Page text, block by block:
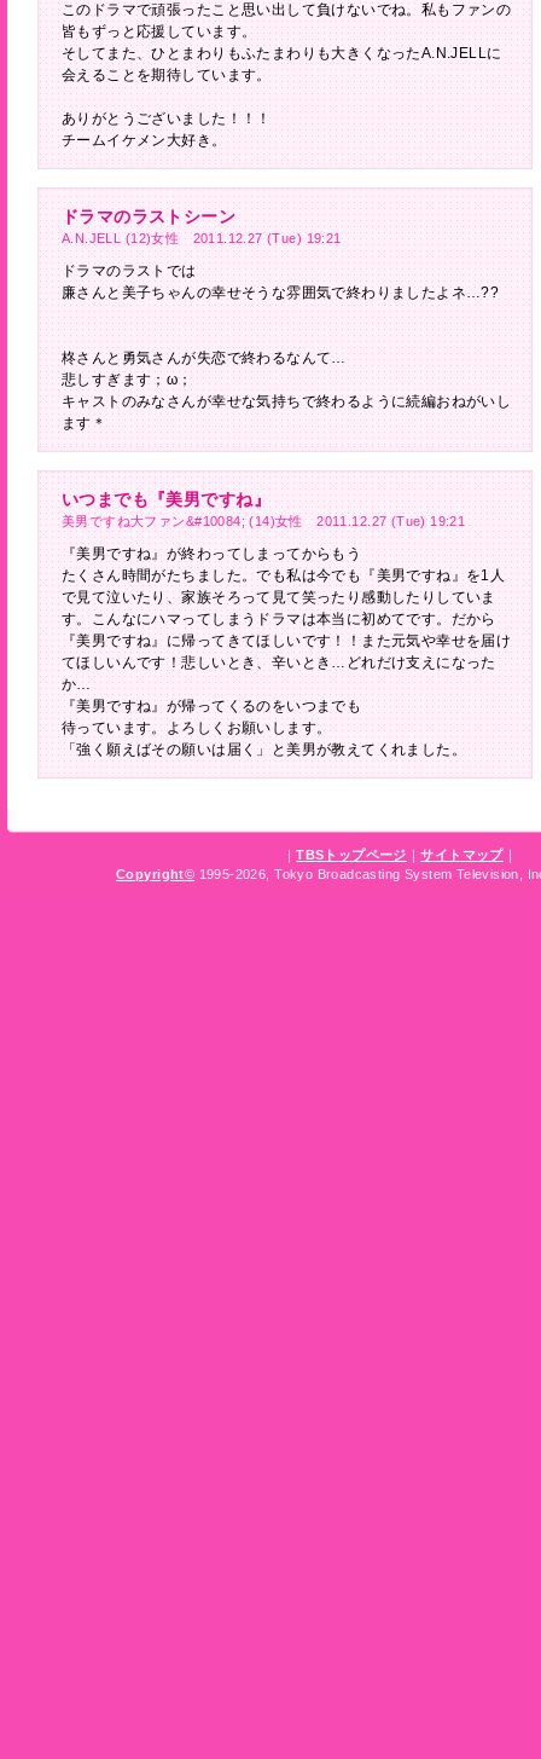
このドラマで頑張ったこと思い出して負けないでね。私もファンの
皆もずっと応援しています。
そしてまた、ひとまわりもふたまわりも大きくなったA.N.JELLに
会えることを期待しています。
ありがとうございました！！！
チームイケメン大好き。
ドラマのラストシーン
A.N.JELL (12)女性 2011.12.27 (Tue) 19:21
ドラマのラストでは
廉さんと美子ちゃんの幸せそうな雰囲気で終わりましたよネ…??
柊さんと勇気さんが失恋で終わるなんて…
悲しすぎます；ω；
キャストのみなさんが幸せな気持ちで終わるように続編おねがいし
ます＊
いつまでも『美男ですね』
美男ですね大ファン&#10084; (14)女性 2011.12.27 (Tue) 19:21
『美男ですね』が終わってしまってからもう
たくさん時間がたちました。でも私は今でも『美男ですね』を1人
で見て泣いたり、家族そろって見て笑ったり感動したりしていま
す。こんなにハマってしまうドラマは本当に初めてです。だから
『美男ですね』に帰ってきてほしいです！！また元気や幸せを届け
てほしいんです！悲しいとき、辛いとき…どれだけ支えになった
か…
『美男ですね』が帰ってくるのをいつまでも
待っています。よろしくお願いします。
「強く願えばその願いは届く」と美男が教えてくれました。
｜TBSトップページ ｜サイトマップ｜
Copyright© 1995-2026, Tokyo Broadcasting System Television,